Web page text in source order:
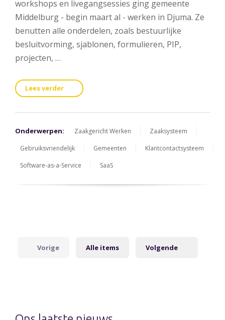
workshops en livegangsessies ging gemeente
Middelburg - begin maart al - werken in Djuma. Ze
benutten alle onderdelen, zoals bestuurlijke
besluitvorming, sjablonen, formulieren, PIP,
projecten, …
Lees verder
Onderwerpen: Zaakgericht Werken
Zaaksysteem
Gebruiksvriendelijk
Gemeenten
Klantcontactsysteem
Software-as-a-Service
SaaS
Vorige Alle items Volgende